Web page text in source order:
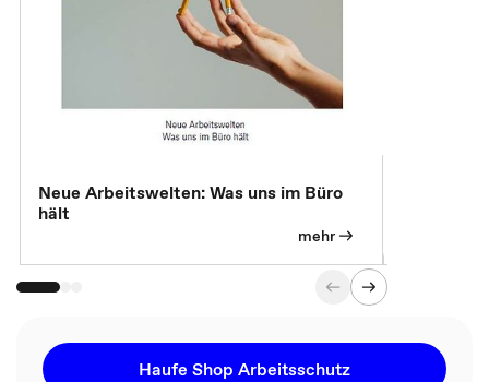
Neue Arbeitswelten: Was uns im Büro
hält
mehr
Haufe Shop Arbeitsschutz